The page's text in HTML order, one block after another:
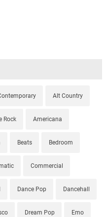
Alt Country
Rock Americana
Beats Bedroom
Commercial
Dance Pop Dancehall
Dream Pop Emo